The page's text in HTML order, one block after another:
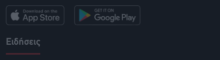
Ειδήσεις